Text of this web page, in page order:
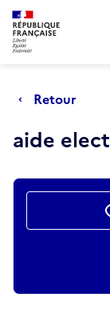
Aller au menu
Retour
aide
Actions
Retour au début
Panneau de